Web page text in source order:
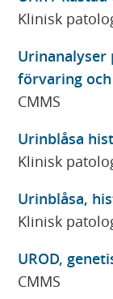
Klinisk
Urinanalyser
förvaring
CMMS
Urinblåsa
Klinisk
Urinblåsa,
Klinisk
UROD,
CMMS